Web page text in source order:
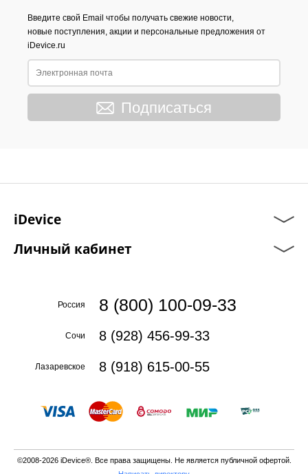
Введите свой Email чтобы получать свежие новости,
новые поступления, акции и персональные предложения от
iDevice.ru
Подписаться
iDevice
Личный кабинет
Россия 8 (800) 100-09-33
Сочи 8 (928) 456-99-33
Лазаревское 8 (918) 615-00-55
©2008-2026 iDevice®. Все права защищены. Не является публичной офертой.